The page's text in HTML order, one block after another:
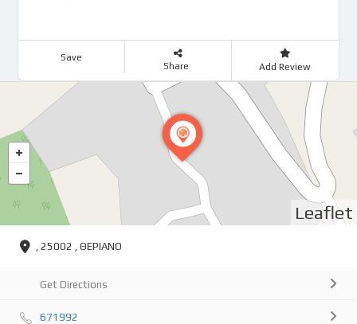
Save
Share Add Review
Leaflet
, 25002 , ΘΕΡΙΑΝΟ
Get Directions
671992